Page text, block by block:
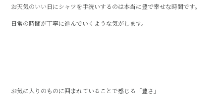
お天気のいい日にシャツを手洗いするのは本当に豊で幸せな時間です。
日常の時間が丁寧に進んでいくような気がします。
お気に入りのものに囲まれていることで感じる「豊さ」